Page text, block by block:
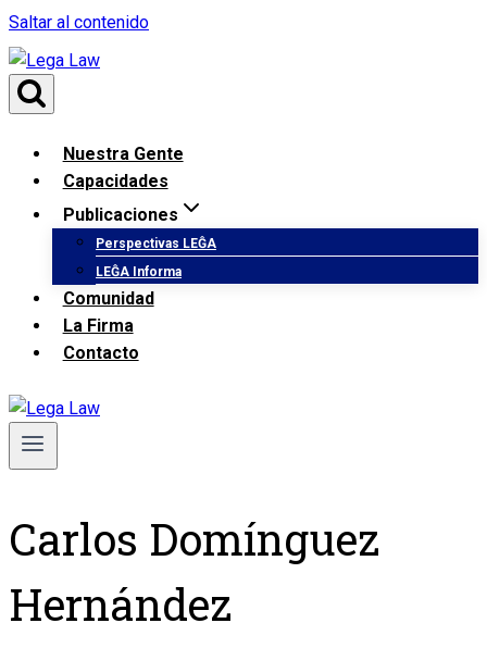
Saltar al contenido
Nuestra Gente
Capacidades
Publicaciones
Perspectivas LEĜA
LEĜA Informa
Comunidad
La Firma
Contacto
Carlos Domínguez
Hernández